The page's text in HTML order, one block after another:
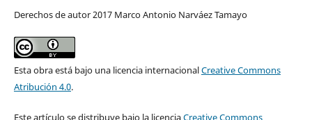
Derechos de autor 2017 Marco Antonio Narváez Tamayo
Esta obra está bajo una licencia internacionalCreative Commons
Atribución 4.0.
Este artículo se distribuye bajo la licenciaCreative Commons